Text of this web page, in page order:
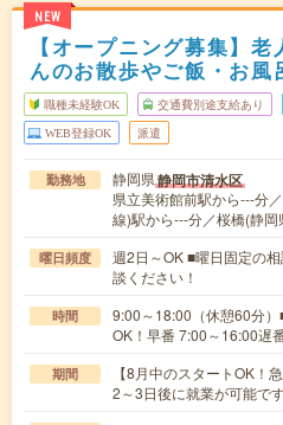
NEW
【オープニング募集】
んのお散歩やご飯・お風
職種未経験OK 交通費別途支給あり
WEB登録OK 派遣
勤務地 静岡県静岡市清水区
県立美術館前駅から---分
線)駅から---分／桜橋(静
曜日頻度
週2日～OK ■曜日固定の
談ください！
時間
9:00～18:00（休憩60分
OK！早番 7:00～16:00遅
期間
【8月中のスタートOK
2～3日後に就業が可能で